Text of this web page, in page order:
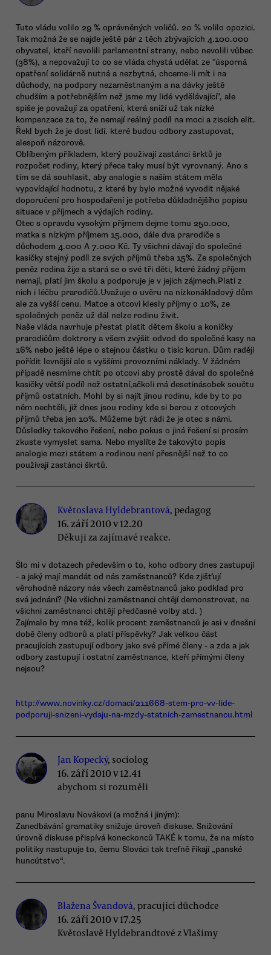
Tuto vládu volilo 29 % oprávněných voličů. 20 % volilo opozici.
Tak možná že se najde ještě pár z těch zbývajících 4.100.000
obyvatel, kteří nevolili parlamentní strany, nebo nevolili vůbec
(38%), a nepovažují to co se vláda chystá udělat ze "úsporná
opatření solidárně nutná a nezbytná, chceme-li mít i na
důchody, na podpory nezaměstnaným a na dávky ještě
chudším a potřebnějším než jsme my lidé vydělávající", ale
spiše je považují za opatření, která sniží už tak nízké
kompenzace za to, že nemají reálný podíl na moci a ziscích elit.
Řekl bych že je dost lidí. které budou odbory zastupovat,
alespoň názorově.
Oblíbeným příkladem, který použivají zastánci šrktů je
rozpočet rodiny, který přece taky musí být vyrovnaný. Ano s
tím se dá souhlasit, aby analogie s naším státem měla
vypovídající hodnotu, z které by bylo možné vyvodit nějaké
doporučení pro hospodaření je potřeba důkladnějšího popisu
situace v příjmech a výdajích rodiny.
Otec s opravdu vysokým příjmem dejme tomu 250.000,
matka s nízkým příjmem 15.000, dále dva prarodiče s
důchodem 4.000 A 7.000 Kč. Ty všichni dávají do společné
kasičky stejný podíl ze svých příjmů třeba 15%. Ze společných
peněz rodina žije a stará se o své tři děti, které žádný příjem
nemají, platí jim školu a podporuje je v jejich zájmech.Platí z
nich i léčbu prarodičů.Uvažuje o uvěru na nízkonákladový dům
ale za vyšší cenu. Matce a otcovi klesly příjmy o 10%, ze
společných peněz už dál nelze rodinu živit.
Naše vláda navrhuje přestat platit dětem školu a koníčky
prarodičům doktrory a všem zvýšit odvod do společné kasy na
16% nebo ještě lépe o stejnou částku o tisíc korun. Dům raději
pořídit levnější ale s vyššími provozními náklady. V žádném
případě nesmíme chtít po otcovi aby prostě dával do společné
kasičky větší podíl než ostatní,ačkoli má desetinásobek součtu
příjmů ostatních. Mohl by si najít jinou rodinu, kde by to po
něm nechtěli, již dnes jsou rodiny kde si berou z otcových
příjmů třeba jen 10%. Můžeme být rádi že je otec s námi.
Důsledky takového řešení, nebo pokus o jiná řešení si prosím
zkuste vymyslet sama. Nebo myslíte že takovýto popis
analogie mezi státem a rodinou není přesnější než to co
používají zastánci škrtů.
Květoslava Hyldebrantová, pedagog
16. září 2010 v 12.20
Děkuji za zajímavé reakce.
Šlo mi v dotazech především o to, koho odbory dnes zastupují
- a jaký mají mandát od nás zaměstnanců? Kde zjišťují
věrohodně názory nás všech zaměstnanců jako podklad pro
svá jednání? (Ne všichni zaměstnanci chtějí demonstrovat, ne
všichni zaměstnanci chtějí předčasné volby atd. )
Zajímalo by mne též, kolik procent zaměstnanců je asi v dnešní
době členy odborů a platí příspěvky? Jak velkou část
pracujících zastupují odbory jako své přímé členy - a zda a jak
odbory zastupují i ostatní zaměstnance, kteří přímými členy
nejsou?
http://www.novinky.cz/domaci/211668-stem-pro-vv-lide-
podporuji-snizeni-vydaju-na-mzdy-statnich-zamestnancu.html
Jan Kopecký, sociolog
16. září 2010 v 12.41
abychom si rozuměli
panu Miroslavu Novákovi (a možná i jiným):
Zanedbávání gramatiky snižuje úroveň diskuse. Snižování
úrovně diskuse přispívá koneckonců TAKÉ k tomu, že na místo
politiky nastupuje to, čemu Slováci tak trefně říkají „panské
huncútstvo“.
Blažena Švandová, pracující důchodce
16. září 2010 v 17.25
Květoslavě Hyldebrandtové z Vlašimy